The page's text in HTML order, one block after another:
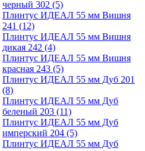
черный 302 (5)
Плинтус ИДЕАЛ 55 мм Вишня
241 (12)
Плинтус ИДЕАЛ 55 мм Вишня
дикая 242 (4)
Плинтус ИДЕАЛ 55 мм Вишня
красная 243 (5)
Плинтус ИДЕАЛ 55 мм Дуб 201
(8)
Плинтус ИДЕАЛ 55 мм Дуб
беленый 203 (11)
Плинтус ИДЕАЛ 55 мм Дуб
имперский 204 (5)
Плинтус ИДЕАЛ 55 мм Дуб